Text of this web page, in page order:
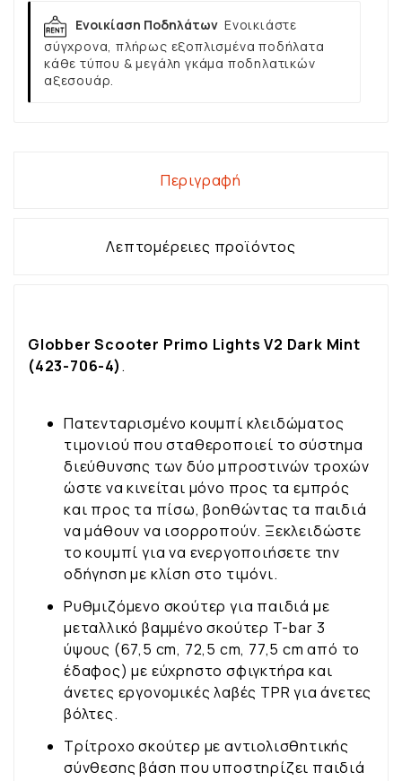
Ενοικίαση Ποδηλάτων Ενοικιάστε
σύγχρονα, πλήρως εξοπλισμένα ποδήλατα
κάθε τύπου & μεγάλη γκάμα ποδηλατικών
αξεσουάρ.
Περιγραφή
Λεπτομέρειες προϊόντος
Globber Scooter Primo Lights V2 Dark Mint
(423-706-4).
Πατενταρισμένο κουμπί κλειδώματος
τιμονιού που σταθεροποιεί το σύστημα
διεύθυνσης των δύο μπροστινών τροχών
ώστε να κινείται μόνο προς τα εμπρός
και προς τα πίσω, βοηθώντας τα παιδιά
να μάθουν να ισορροπούν. Ξεκλειδώστε
το κουμπί για να ενεργοποιήσετε την
οδήγηση με κλίση στο τιμόνι.
Ρυθμιζόμενο σκούτερ για παιδιά με
μεταλλικό βαμμένο σκούτερ T-bar 3
ύψους (67,5 cm, 72,5 cm, 77,5 cm από το
έδαφος) με εύχρηστο σφιγκτήρα και
άνετες εργονομικές λαβές TPR για άνετες
βόλτες.
Τρίτροχο σκούτερ με αντιολισθητικής
σύνθεσης βάση που υποστηρίζει παιδιά